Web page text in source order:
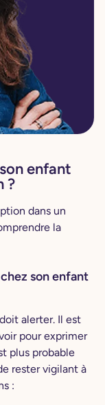
enfant
?
dans un
la
son enfant
alerter. Il est
pour exprimer
plus probable
rester vigilant à
: